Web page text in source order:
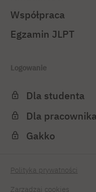
Współpraca
Egzamin JLPT
Logowanie
Dla studenta
Dla pracownika
Gakko
Polityka prywatności
Zarządzaj cookies